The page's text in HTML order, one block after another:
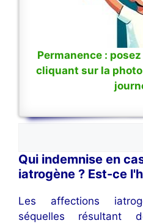
Permanence :
cliquant sur la
Qui indemnise en
iatrogène ? Est-ce
Les affections
séquelles résultant